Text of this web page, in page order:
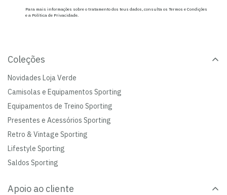
Para mais informações sobre o tratamento dos teus dados, consulta os Termos e Condições
e a Política de Privacidade.
Coleções
Novidades Loja Verde
Camisolas e Equipamentos Sporting
Equipamentos de Treino Sporting
Presentes e Acessórios Sporting
Retro & Vintage Sporting
Lifestyle Sporting
Saldos Sporting
Apoio ao cliente